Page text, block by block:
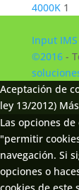
4000K 1
Input
©2016-
Aceptación de
ley 13/2012)
Las opciones
"permitir
navegación. Si
opciones o